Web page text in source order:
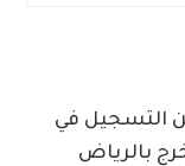
التسجيل في
بالرياض